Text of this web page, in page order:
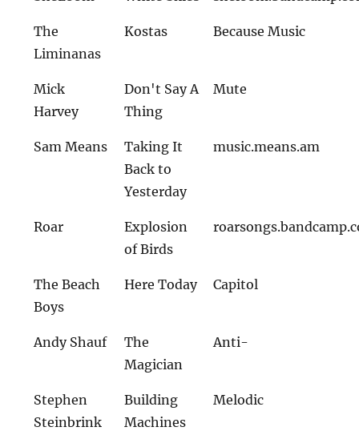
The
Liminanas
Kostas Because Music
Mick
Harvey
Don't Say A
Thing
Mute
Sam Means
Taking It
Back to
Yesterday
music.means.am
Roar
Explosion
of Birds
The Beach
Boys
Here Today Capitol
Andy Shauf
The
Magician
Anti-
Stephen
Steinbrink
Building
Machines
Melodic